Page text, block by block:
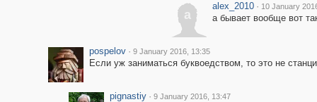
a
alex_2010 · 10 January
а бывает вообще вот
pospelov · 9 January 2016, 13:35
Если уж заниматься буквоедством, то это не
pignastiy · 9 January 2016, 13:47